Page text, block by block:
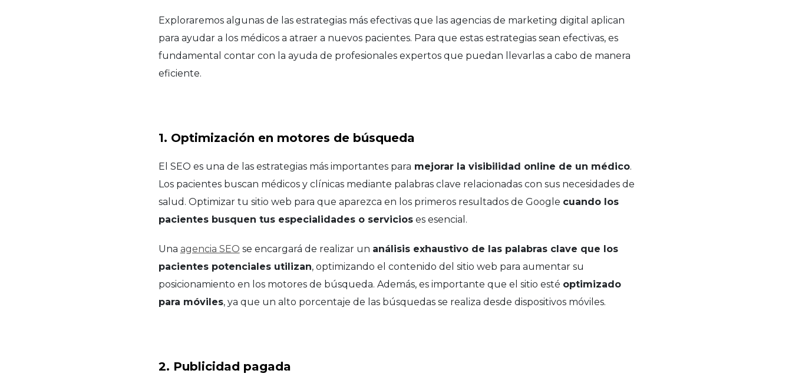
Exploraremos algunas de las estrategias más efectivas que las agencias de marketing digital aplican
para ayudar a los médicos a atraer a nuevos pacientes. Para que estas estrategias sean efectivas, es
fundamental contar con la ayuda de profesionales expertos que puedan llevarlas a cabo de manera
eficiente.
1. Optimización en motores de búsqueda
El SEO es una de las estrategias más importantes para mejorar la visibilidad online de un médico.
Los pacientes buscan médicos y clínicas mediante palabras clave relacionadas con sus necesidades de
salud. Optimizar tu sitio web para que aparezca en los primeros resultados de Google cuando los
pacientes busquen tus especialidades o servicioses esencial.
Una agencia SEO se encargará de realizar un análisis exhaustivo de las palabras clave que los
pacientes potenciales utilizan, optimizando el contenido del sitio web para aumentar su
posicionamiento en los motores de búsqueda. Además, es importante que el sitio esté optimizado
para móviles, ya que un alto porcentaje de las búsquedas se realiza desde dispositivos móviles.
2. Publicidad pagada